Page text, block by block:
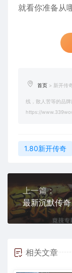
就看你准备从
首页 > 新开传
线，散人苦等的品牌
https://
1.80新开传奇
上一篇：
相关文章